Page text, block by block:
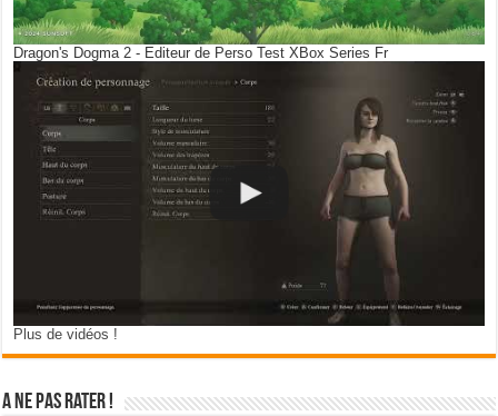
Dragon's Dogma 2 - Editeur de Perso Test XBox Series Fr
Plus de vidéos !
A ne pas rater !